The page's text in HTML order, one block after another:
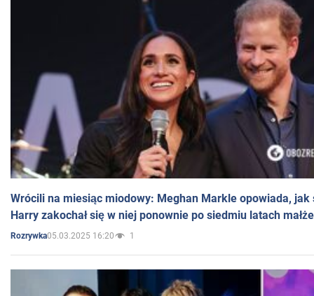
Wrócili na miesiąc miodowy: Meghan Markle opowiada, jak
Harry zakochał się w niej ponownie po siedmiu latach
Rozrywka05.03.2025 16:20 1